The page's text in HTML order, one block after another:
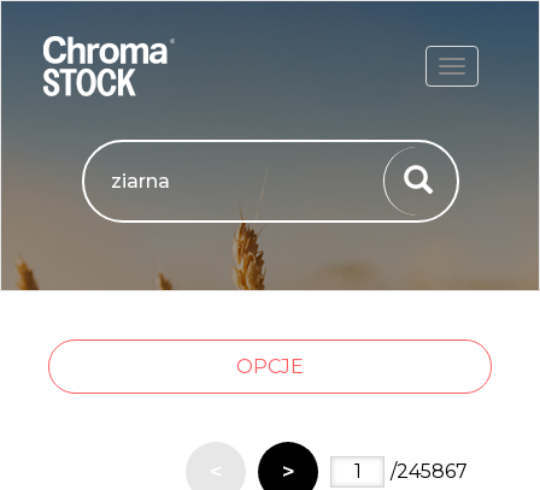
OPCJE
< > /245867